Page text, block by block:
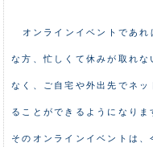
オンラインイベントであ
な方、忙しくて休みが取れ
なく、ご自宅や外出先でネ
ることができるようになりま
そのオンラインイベントは